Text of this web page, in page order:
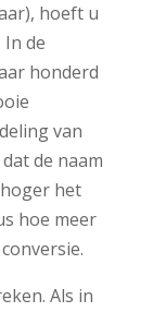
hoeft u
de
honderd
van
de naam
het
hoe meer
Als in